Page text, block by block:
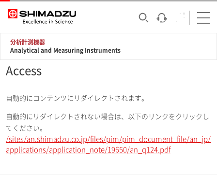
分析計測機器
Analytical and Measuring Instruments
Access
自動的にコンテンツにリダイレクトされます。
自動的にリダイレクトされない場合は、以下のリンクをクリックし
てください。
/sites/an.shimadzu.co.jp/files/pim/pim_document_file/an_jp/
applications/application_note/19650/an_q124.pdf